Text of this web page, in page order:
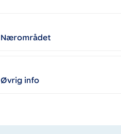
Nærområdet
Øvrig info